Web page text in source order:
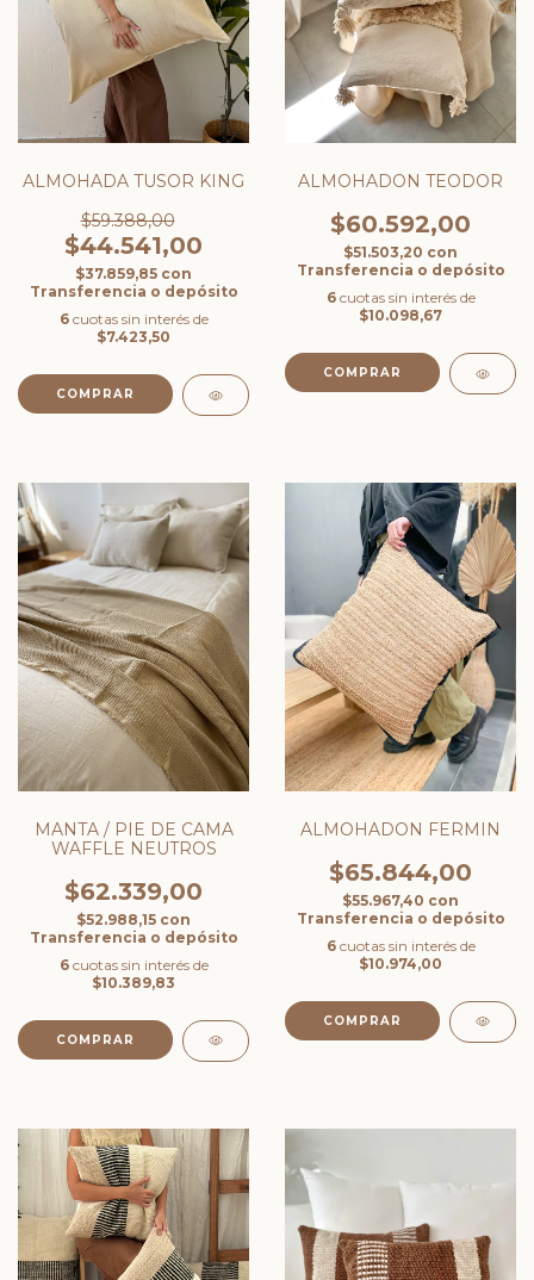
ALMOHADA TUSOR KING
$59.388,00
$44.541,00
$37.859,85 con
Transferencia o depósito
6 cuotas sin interés de
$7.423,50
COMPRAR
ALMOHADON TEODOR
$60.592,00
$51.503,20 con
Transferencia o depósito
6 cuotas sin interés de
$10.098,67
COMPRAR
MANTA / PIE DE CAMA
WAFFLE NEUTROS
$62.339,00
$52.988,15 con
Transferencia o depósito
6 cuotas sin interés de
$10.389,83
COMPRAR
ALMOHADON FERMIN
$65.844,00
$55.967,40 con
Transferencia o depósito
6 cuotas sin interés de
$10.974,00
COMPRAR